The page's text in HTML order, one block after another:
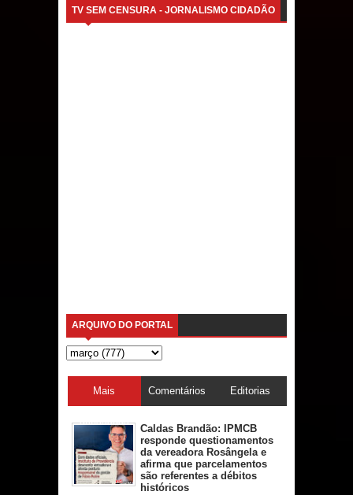
TV SEM CENSURA - JORNALISMO CIDADÃO
ARQUIVO DO PORTAL
Mais
acessadas
Comentários Editorias
Caldas Brandão: IPMCB
responde questionamentos
da vereadora Rosângela e
afirma que parcelamentos
são referentes a débitos
históricos